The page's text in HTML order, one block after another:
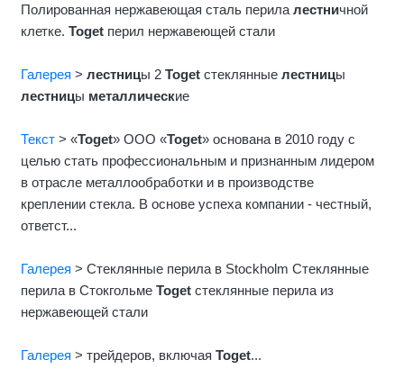
Полированная нержавеющая сталь перила лестничной
клетке. Toget перил нержавеющей стали
Галерея > лестницы 2 Toget стеклянные лестницы
лестницы металлические
Текст > «Toget» ООО «Toget» основана в 2010 году с
целью стать профессиональным и признанным лидером
в отраслe металлообработки и в производстве
креплении стекла. В основе успеха компании - честный,
ответст...
Галерея > Стеклянные перила в Stockholm Стеклянные
перила в Стокгольме Toget стеклянные перила из
нержавеющей стали
Галерея > трейдеров, включая Toget...